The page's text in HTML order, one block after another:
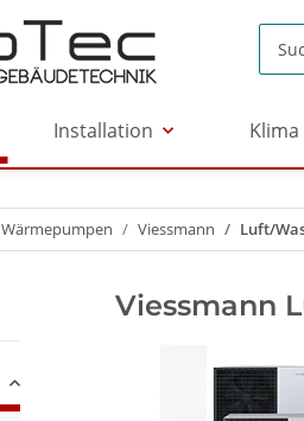
Installation
Wärmepumpen Viessmann Luft/
Viessmann